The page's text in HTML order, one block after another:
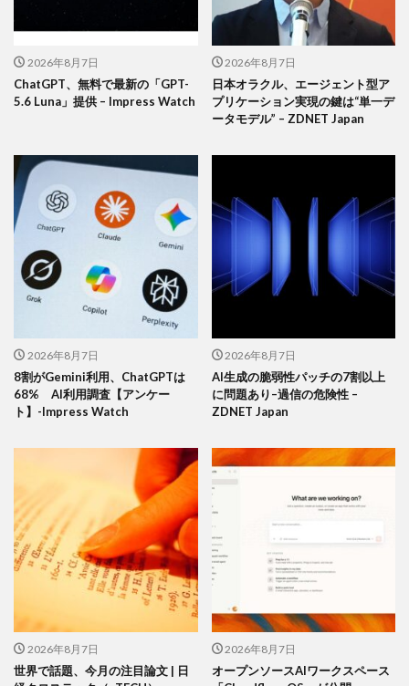
2026年8月7日
ChatGPT、無料で最新の「GPT-
5.6 Luna」提供 – Impress Watch
2026年8月7日
日本オラクル、エージェント型ア
プリケーション実現の鍵は“単一デ
ータモデル” – ZDNET Japan
2026年8月7日
8割がGemini利用、ChatGPTは
68% AI利用調査【アンケー
ト】-Impress Watch
2026年8月7日
AI生成の脆弱性パッチの7割以上
に問題あり–過信の危険性 –
ZDNET Japan
2026年8月7日
世界で話題、今月の注目論文 | 日
2026年8月7日
オープンソースAIワークスペース